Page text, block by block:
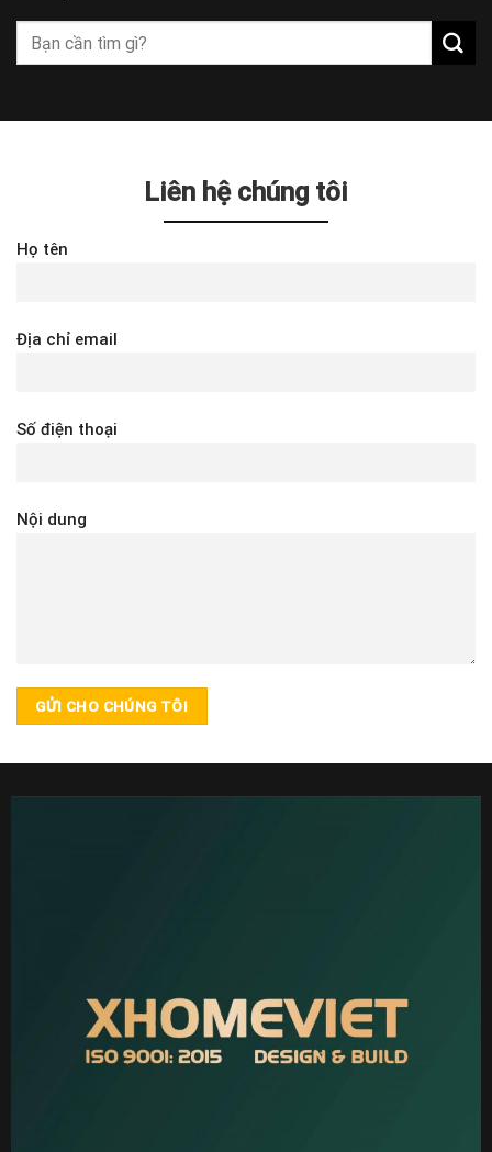
Liên hệ chúng tôi
Họ tên
Địa chỉ email
Số điện thoại
Nội dung